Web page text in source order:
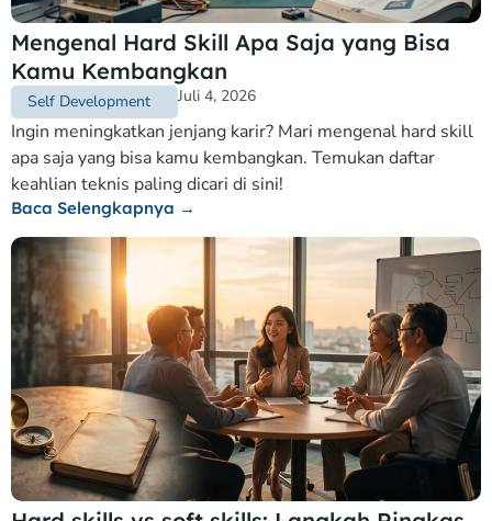
Mengenal Hard Skill Apa Saja yang Bisa
Kamu Kembangkan
Self Development Juli 4, 2026
Ingin meningkatkan jenjang karir? Mari mengenal hard skill
apa saja yang bisa kamu kembangkan. Temukan daftar
keahlian teknis paling dicari di sini!
Baca Selengkapnya →